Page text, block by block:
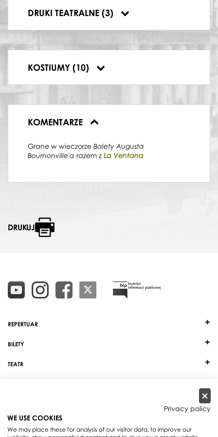
DRUKI TEATRALNE (3)
03
KOSTIUMY (10)
Lovenskiold 1984-03-03
KOMENTARZE
Grane w wieczorze Balety Augusta
Bournonville'a razem z La Ventana
DRUKUJ
REPERTUAR
BILETY
TEATR
Privacy policy
WE USE COOKIES
We may place these for analysis of our visitor data, to improve our